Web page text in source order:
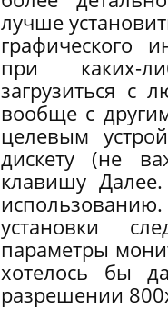
лучше
графического
при каких-
загрузиться с
вообще с
целевым
дискету (не
клавишу
установки
параметры
хотелось бы
разрешении